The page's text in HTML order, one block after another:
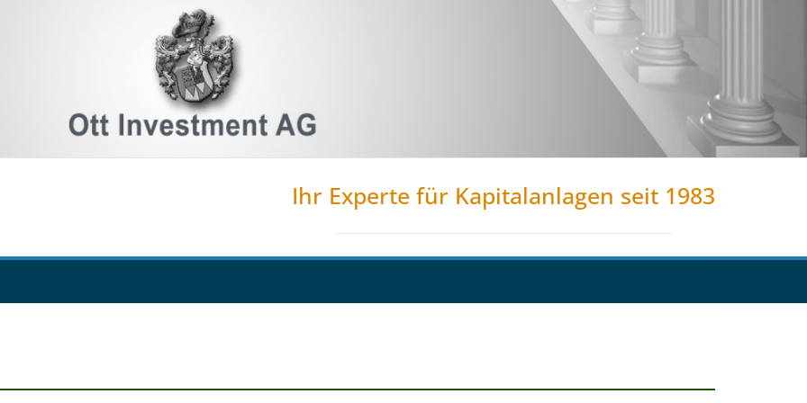
Ihr Experte für Kapitalanlagen seit 1983